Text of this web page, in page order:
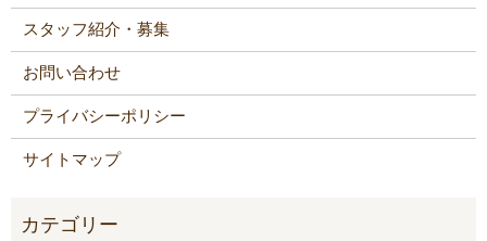
スタッフ紹介・募集
お問い合わせ
プライバシーポリシー
サイトマップ